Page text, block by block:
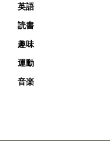
英語
読書
趣味
運動
音楽